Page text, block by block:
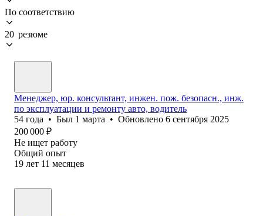
По соответствию
20 резюме
Менеджер, юр. консультант, инжен. пож. безопасн., инж.
по эксплуатации и ремонту авто, водитель
54 года • Был 1 марта • Обновлено 6 сентября 2025
200 000 ₽
Не ищет работу
Общий опыт
19 лет 11 месяцев